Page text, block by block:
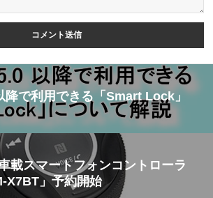
で利用できる「Smart Lock」
載スマートフォンコントローラ
X7BT」予約開始